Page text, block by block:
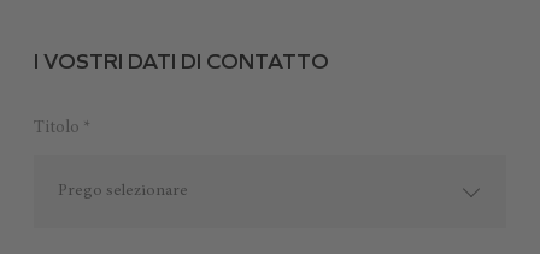
I VOSTRI DATI DI CONTATTO
Titolo *
Prego selezionare